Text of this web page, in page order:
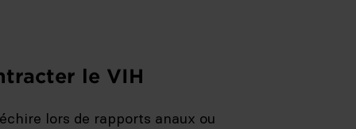
le VIH
lors de rapports anaux ou